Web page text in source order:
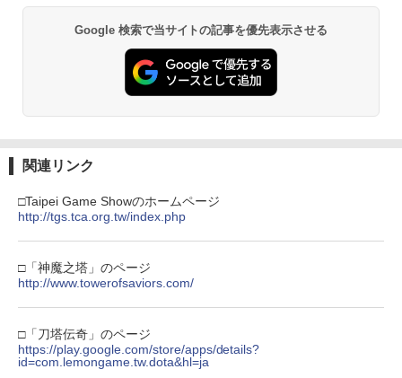
Beast of Reincarnation -PS5 【特典】
プロダクトコード 封入
￥7,286
トローラー ミッドナイト ブラック(CFI-
ZCT2J01)
￥10,737
ルコード 【旧 Xbox ギフトカード】 [オ
ンラインコード]
￥5,000
￥2,618
5
【純正品】Xbox ワイヤレス コントロー
2
劇場版「鬼滅の刃」無限城編 第一章 猗
窩座再来 通常版 [DVD]
『映画 ラブライブ！蓮ノ空女学院スクー
ルアイドルクラブ Bloom Garden Part
y』Blu-ray（特装限定版）
Google 検索で当サイトの記事を優先表示させる
関連リンク
□Taipei Game Showのホームページ
http://tgs.tca.org.tw/index.php
□「神魔之塔」のページ
http://www.towerofsaviors.com/
□「刀塔伝奇」のページ
https://play.google.com/store/apps/details?
id=com.lemongame.tw.dota&hl=ja